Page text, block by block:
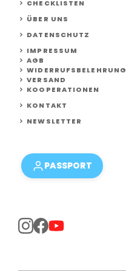
CHECKLISTEN
ÜBER UNS
DATENSCHUTZ
IMPRESSUM
AGB
WIDERRUFSBELEHRUNG
VERSAND
KOOPERATIONEN
KONTAKT
NEWSLETTER
PASSPORT